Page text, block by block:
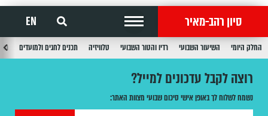
סיון רהב-מאיר EN
החלק היומי השיעור השבועי רדיו והטור השבועי טלוויזיה תכנים לחגים ולמועדים
רוצה לקבל עדכונים למייל?
נשמח לשלוח לך באופן אישי סיכום שבועי מצוות האתר: